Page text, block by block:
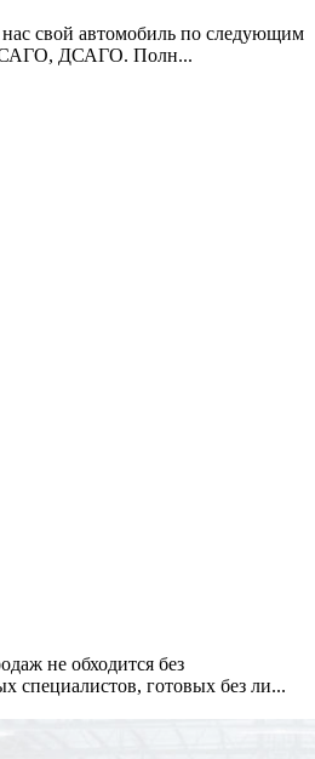
свой автомобиль по следующим
ДСАГО. Полн...
не обходится без
специалистов, готовых без ли...